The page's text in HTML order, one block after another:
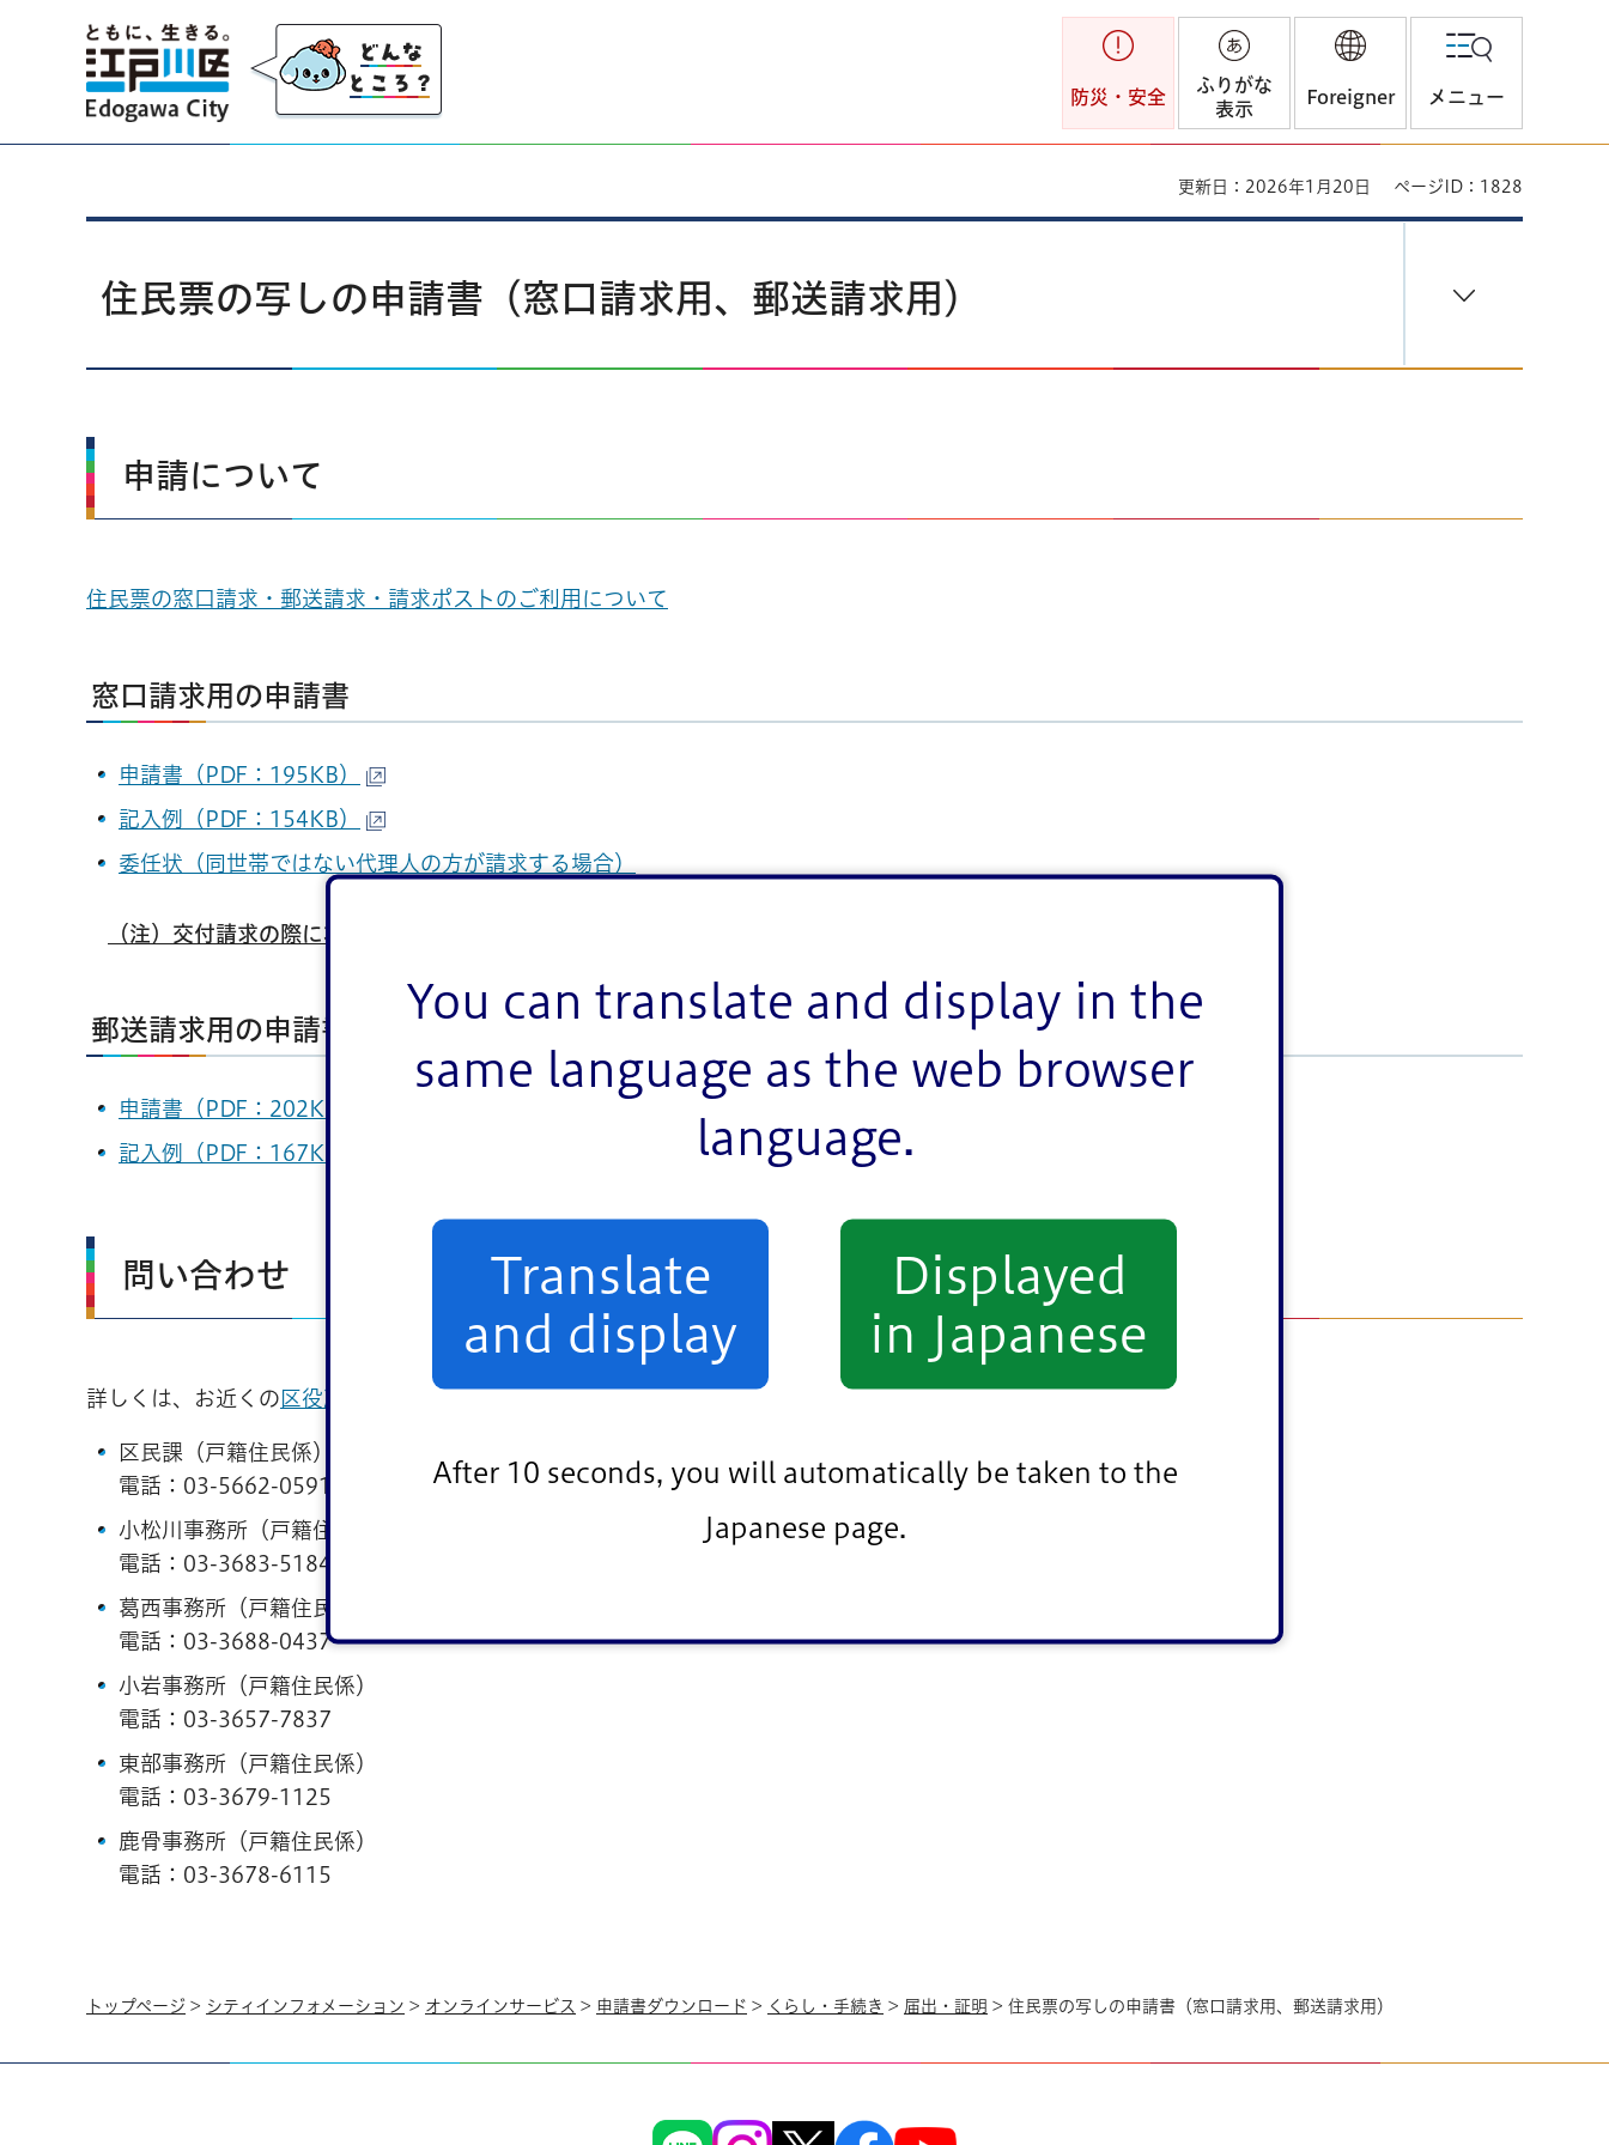
You can translate and display in the
same language as the web browser
language.
Translate
and display
Displayed
in Japanese
After 10 seconds, you will automatically be taken to the
Japanese page.
江戸川区
防災・安全
ふりがな
表示
Foreigner メニュー
更新日：2026年1月20日 ページID：1828
住民票の写しの申請書（窓口請求用、郵送請求用）
申請について
住民票の窓口請求・郵送請求・請求ポストのご利用について
窓口請求用の申請書
申請書（PDF：195KB）
記入例（PDF：154KB）
委任状（同世帯ではない代理人の方が請求する場合）
（注）交付請求の際に本人確認を行います。
郵送請求用の申請書
申請書（PDF：202KB）
記入例（PDF：167KB）
問い合わせ
詳しくは、お近くの 区役所区民課・各事務所
区民課（戸籍住民係）
電話： 03-5662-0591
小松川事務所（戸籍住民係）
電話： 03-3683-5184
葛西事務所（戸籍住民係）
電話： 03-3688-0437
小岩事務所（戸籍住民係）
電話： 03-3657-7837
東部事務所（戸籍住民係）
電話： 03-3679-1125
鹿骨事務所（戸籍住民係）
電話： 03-3678-6115
トップページ > シティインフォメーション > オンラインサービス > 申請書ダウンロード > くらし・手続き > 届出・証明 > 住民票の写しの申請書（窓口請求用、郵送請求用）